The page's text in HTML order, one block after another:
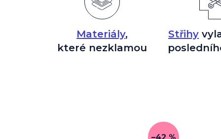
Materiály,
které nezklamou
Střihy
–42 %